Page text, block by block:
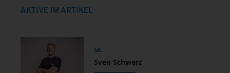
AKTIVE IM ARTIKEL
Sven Schwarz